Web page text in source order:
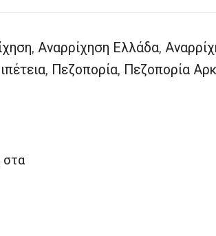
, Αναρρίχηση Ελλάδα,
, Πεζοπορία, Πεζοπορία
στα